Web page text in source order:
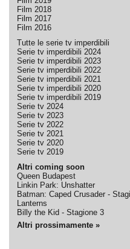
Film 2018
Film 2017
Film 2016
Tutte le serie tv imperdibili
Serie tv imperdibili 2024
Serie tv imperdibili 2023
Serie tv imperdibili 2022
Serie tv imperdibili 2021
Serie tv imperdibili 2020
Serie tv imperdibili 2019
Serie tv 2024
Serie tv 2023
Serie tv 2022
Serie tv 2021
Serie tv 2020
Serie tv 2019
Altri coming soon
Queen Budapest
Linkin Park: Unshatter
Batman: Caped Crusader -
Lanterns
Billy the Kid - Stagione 3
Altri prossimamente »